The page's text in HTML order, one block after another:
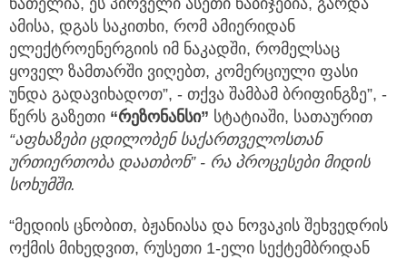
ნათელია, ეს პირველი ასეთი ნაბიჯებია, გარდა
ამისა, დგას საკითხი, რომ ამიერიდან
ელექტროენერგიის იმ ნაკადში, რომელსაც
ყოველ ზამთარში ვიღებთ, კომერციული ფასი
უნდა გადავიხადოთ”, - თქვა შამბამ ბრიფინგზე”, -
წერს გაზეთი “რეზონანსი” სტატიაში, სათაურით
“აფხაზები ცდილობენ საქართველოსთან
ურთიერთობა დაათბონ” - რა პროცესები მიდის
სოხუმში.
“მედიის ცნობით, ბჟანიასა და ნოვაკის შეხვედრის
ოქმის მიხედვით, რუსეთი 1-ელი სექტემბრიდან